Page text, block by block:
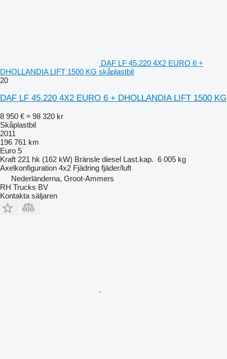
DAF LF 45.220 4X2 EURO 6 +
DHOLLANDIA LIFT 1500 KG skåplastbil
20
DAF LF 45.220 4X2 EURO 6 + DHOLLANDIA LIFT 1500 KG
8 950 € ≈ 98 320 kr
Skåplastbil
2011
196 761 km
Euro 5
Kraft 221 hk (162 kW) Bränsle diesel Last.kap. 6 005 kg
Axelkonfiguration 4x2 Fjädring fjäder/luft
Nederländerna, Groot-Ammers
RH Trucks BV
Kontakta säljaren